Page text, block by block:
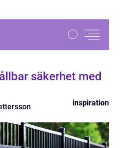
säkerhet med
inspiration